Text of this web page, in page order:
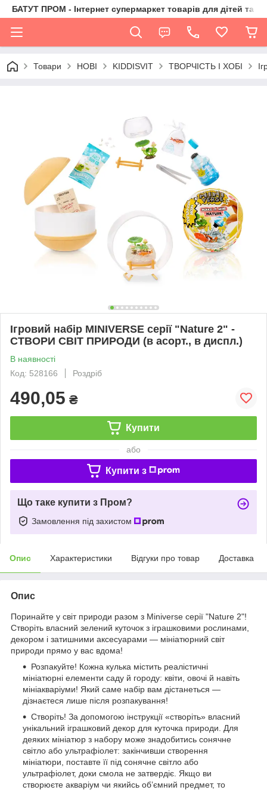
БАТУТ ПРОМ - Інтернет супермаркет товарів для дітей та їх
Товари НОВІ KIDDISVIT ТВОРЧІСТЬ І ХОБІ
Ігровий набір MINIVERSE серії "Nature 2" -
СТВОРИ СВІТ ПРИРОДИ (в асорт., в диспл.)
В наявності
Код: 528166
Роздріб
490,05 ₴
Купити
або
Купити з
Що таке купити з Пром?
Замовлення під захистом
Опис Характеристики Відгуки про товар Доставка
Опис
Поринайте у світ природи разом з Miniverse серії "Nature 2"!
Створіть власний зелений куточок з іграшковими рослинами,
декором і затишними аксесуарами — мініатюрний світ
природи прямо у вас вдома!
Розпакуйте! Кожна кулька містить реалістичні
мініатюрні елементи саду й городу: квіти, овочі й навіть
мініакваріуми! Який саме набір вам дістанеться —
дізнаєтеся лише після розпакування!
Створіть! За допомогою інструкції «створіть» власний
унікальний іграшковий декор для куточка природи. Для
деяких мініатюр з набору може знадобитись сонячне
світло або ультрафіолет: закінчивши створення
мініатюри, поставте її під сонячне світло або
ультрафіолет, доки смола не затвердіє. Якщо ви
створюєте акваріум чи якийсь об’ємний предмет, то